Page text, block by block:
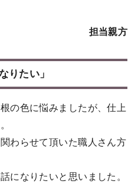
担当親方
りたい」
の色に悩みましたが、仕上
わらせて頂いた職人さん方
になりたいと思いました。